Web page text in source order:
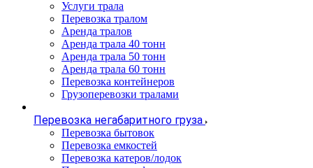
Услуги трала
Перевозка тралом
Аренда тралов
Аренда трала 40 тонн
Аренда трала 50 тонн
Аренда трала 60 тонн
Перевозка контейнеров
Грузоперевозки тралами
Перевозка негабаритного груза
Перевозка бытовок
Перевозка емкостей
Перевозка катеров/лодок